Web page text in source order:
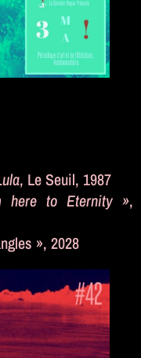
, Le Seuil, 1987
here to Eternity »,
», 2028